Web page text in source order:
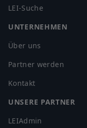
LEI-Suche
UNTERNEHMEN
Über uns
Partner werden
Kontakt
UNSERE PARTNER
LEIAdmin